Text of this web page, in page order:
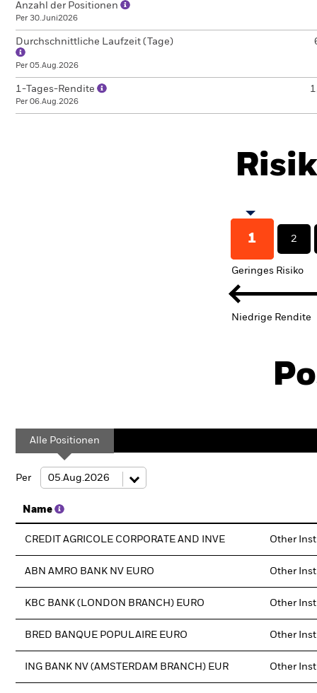
Anzahl der Positionen
Per 30.Juni2026
Durchschnittliche Laufzeit (Tage)
Per 05.Aug.2026
1-Tages-Rendite
Per 06.Aug.2026
1 2
Geringes Risiko
Niedrige Rendite
Alle Positionen
Per
Name
CREDIT AGRICOLE CORPORATE AND INVE Other
ABN AMRO BANK NV EURO Other
KBC BANK (LONDON BRANCH) EURO Other
BRED BANQUE POPULAIRE EURO Other
ING BANK NV (AMSTERDAM BRANCH) EUR Other